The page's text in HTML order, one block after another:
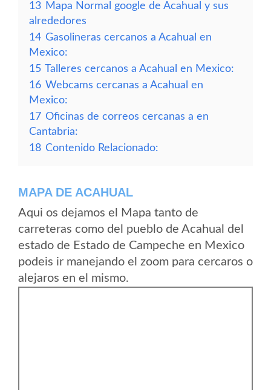
13 Mapa Normal google de Acahual y sus
alrededores
14 Gasolineras cercanos a Acahual en
Mexico:
15 Talleres cercanos a Acahual en Mexico:
16 Webcams cercanas a Acahual en
Mexico:
17 Oficinas de correos cercanas a en
Cantabria:
18 Contenido Relacionado:
MAPA DE ACAHUAL
Aqui os dejamos el Mapa tanto de
carreteras como del pueblo de Acahual del
estado de Estado de Campeche en Mexico
podeis ir manejando el zoom para cercaros o
alejaros en el mismo.